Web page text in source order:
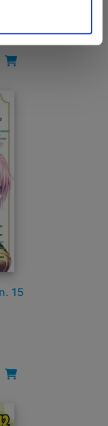
15